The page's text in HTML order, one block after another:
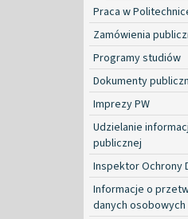
Praca w
Zamówienia
Programy studiów
Dokumenty
Imprezy PW
Udzielanie
publicznej
Inspektor Ochrony
Informacje o
danych osobowych